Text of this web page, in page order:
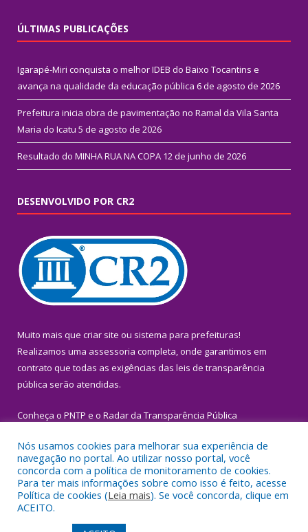
ÚLTIMAS PUBLICAÇÕES
Igarapé-Miri conquista o melhor IDEB do Baixo Tocantins e
avança na qualidade da educação pública 6 de agosto de 2026
Prefeitura inicia obra de pavimentação no Ramal da Vila Santa
Maria do Icatu 5 de agosto de 2026
Resultado do MINHA RUA NA COPA 12 de junho de 2026
DESENVOLVIDO POR CR2
Muito mais que criar site ou sistema para prefeituras!
Realizamos uma assessoria completa, onde garantimos em
contrato que todas as exigências das leis de transparência
pública serão atendidas.
Conheça o PNTP e o Radar da Transparência Pública
Todos os direitos reservados a Prefeitura Municipal de Igarapé-
Miri.
Nós usamos cookies para melhorar sua experiência de
navegação no portal. Ao utilizar nosso portal, você
concorda com a política de monitoramento de cookies.
Para ter mais informações sobre como isso é feito, acesse
Política de cookies (Leia mais). Se você concorda, clique em
ACEITO.